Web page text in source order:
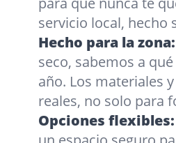
servicio local, hecho
Hecho para la zona:
seco, sabemos a
año. Los materiales
reales, no solo para
Opciones flexibles: